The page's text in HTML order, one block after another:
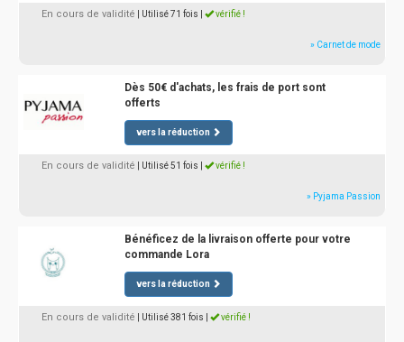
En cours de validité | Utilisé 71 fois vérifié !
» Carnet de mode
Dès 50€ d'achats, les frais de port sont
offerts
vers la réduction
En cours de validité | Utilisé 51 fois vérifié !
» Pyjama Passion
Bénéficez de la livraison offerte pour votre
commande Lora
vers la réduction
En cours de validité | Utilisé 381 fois vérifié !